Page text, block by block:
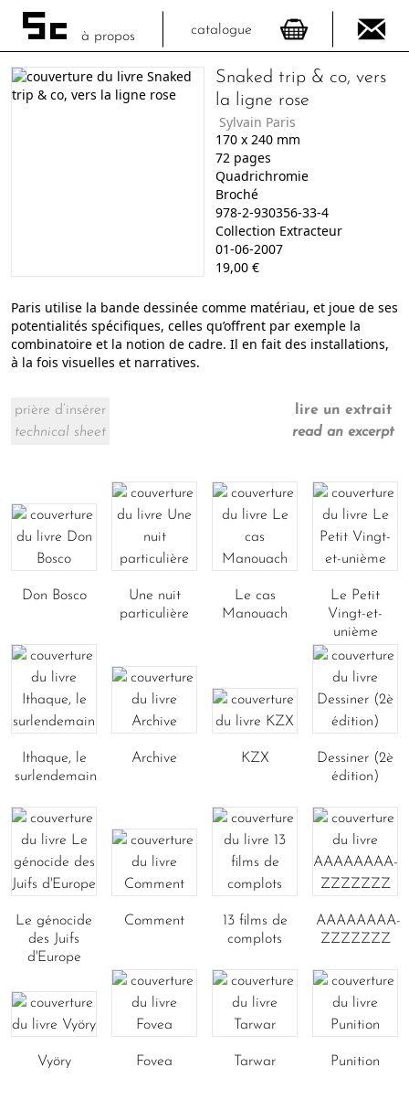
à propos catalogue
Snaked trip & co, vers
la ligne rose
Sylvain Paris
170x 240mm
72pages
Quadrichromie
Broché
978-2-930356-33-4
Collection Extracteur
01-06-2007
19,00€
Paris utilise la bande dessinée comme matériau, et joue de ses
potentialités spécifiques, celles qu’offrent par exemple la
combinatoire et la notion de cadre. Il en fait des installations,
à la fois visuelles et narratives.
prière d’insérer
technical sheet
lire un extrait
read an excerpt
Don Bosco
Une nuit
particulière
Le cas
Manouach
Le Petit
Vingt-et-
unième
Ithaque, le
surlendemain
Archive KZX
Dessiner (2è
édition)
Le génocide
des Juifs
d'Europe
Comment
13 films de
complots
AAAAAAAA-
ZZZZZZZ
Vyöry Fovea Tarwar Punition